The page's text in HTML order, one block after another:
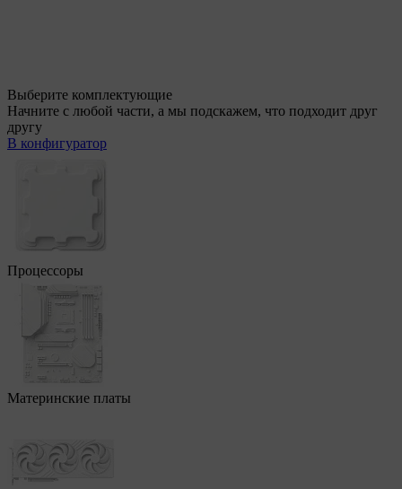
Выберите комплектующие
Начните с любой части, а мы подскажем, что подходит друг
другу
В конфигуратор
Процессоры
Материнские платы